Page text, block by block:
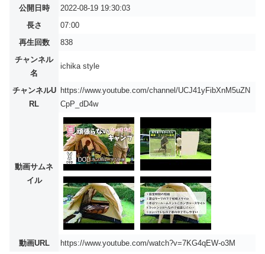
公開日時
2022-08-19 19:30:03
長さ
07:00
再生回数
838
チャンネル
名
ichika style
チャンネルU
RL
https://www.youtube.com/channel/UCJ41yFibXnM5uZN
CpP_dD4w
動画サムネ
イル
動画URL https://www.youtube.com/watch?v=7KG4qEW-o3M